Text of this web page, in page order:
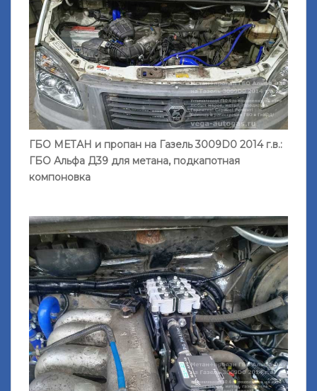
ГБО МЕТАН и пропан на Газель 3009D0 2014 г.в.:
ГБО Альфа Д39 для метана, подкапотная
компоновка